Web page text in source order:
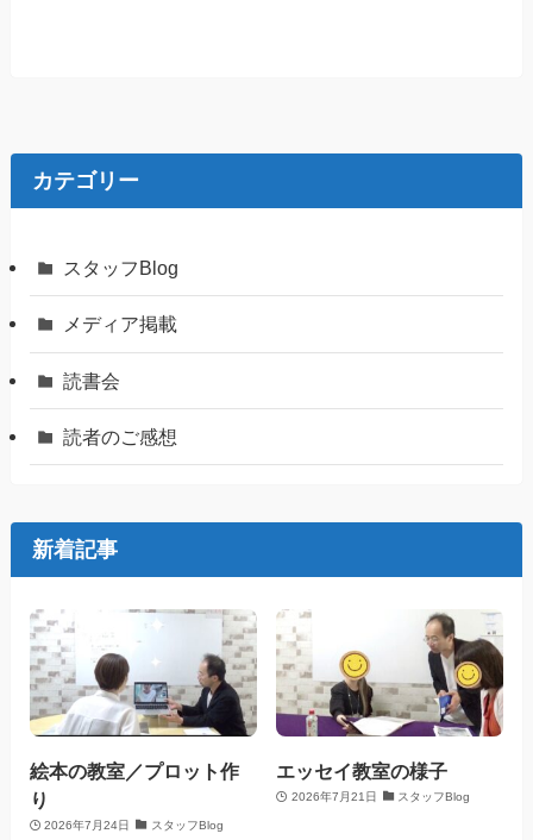
カテゴリー
スタッフBlog
メディア掲載
読書会
読者のご感想
新着記事
絵本の教室／プロット作
り
2026年7月24日 スタッフBlog
エッセイ教室の様子
2026年7月21日 スタッフBlog